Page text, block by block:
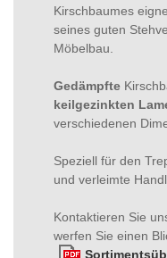
Kirschbaumes
seines guten
Möbelbau.
Gedämpfte
keilgezinkten
verschiedenen
Speziell für den
und verleimte
Kontaktieren Sie
werfen Sie einen